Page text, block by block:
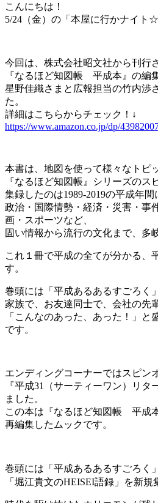
こんにちは！
5/24（金）の「本屋に行かナイト
今回は、株式会社昭文社から刊行
『なるほど知図帳 平成本』の編
星野佳織さまと広報担当の竹内渉
た。
詳細はこちらからチェック！↓
https://www.amazon.co.jp/dp/
本書は、地図を使って様々なトピ
『なるほど知図帳』シリーズのス
集録したのは1989-2019の平成年間
政治・国際情勢・経済・災害・事
画・スポーツなど、
固い情報から流行の文化まで、多
これ１冊で平成の全てが分かる、
す。
巻頭には「平成あるあるすごろく
家族で、お友達同士で、会社の先
「こんなのあった、あった！」と
です。
エンディングコーナーではスピン
『平成31（サーティーワン）リタ
ました。
この本は『なるほど知図帳 平成
再編集したムックです。
巻頭には「平成あるあるすごろく
「堀江貴文のHEISEI語録」を新規